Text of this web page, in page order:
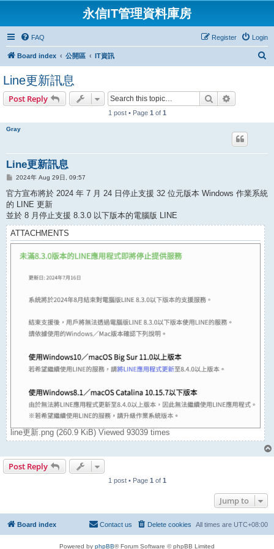
永信IT管理資料庫房
FAQ Login
Register
Board index 公開區 IT資訊
Line更新訊息
Post Reply Search
1 post • Page 1 of 1
Gray
Line更新訊息
P
s
t
2024年 Aug 29日, 09:57
官方宣布將於 2024 年 7 月 24 日停止支援 32 位元版本 Windows 作業系統
的 LINE 更新
並於 8 月停止支援 8.3.0 以下版本的電腦版 LINE
ATTACHMENTS
line更新.png (260.9 KiB) Viewed 93039 times
Post Reply
1 post • Page 1 of 1
Jump to
Board index All times are UTC+08:00
Delete cookies
Contact us
Powered by phpBB® Forum Software © phpBB Limited